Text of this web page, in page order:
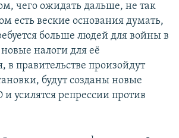
чего ожидать дальше, не так
есть веские основания думать,
больше людей для войны в
налоги для её
в правительстве произойдут
будут созданы новые
усилятся репрессии против